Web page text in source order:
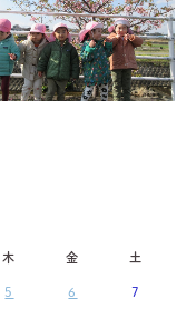
木 金 土
5 6 7